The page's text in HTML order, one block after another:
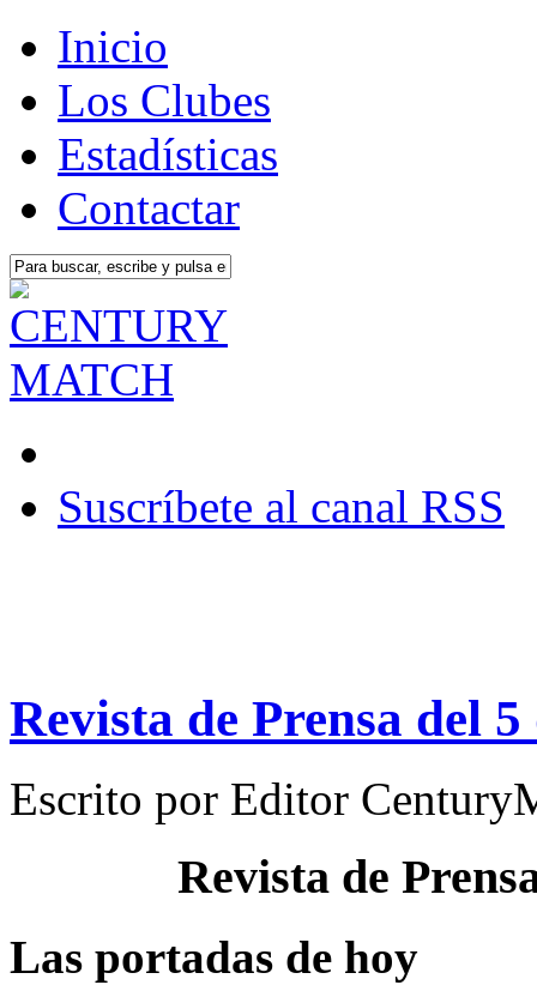
Inicio
Los Clubes
Estadísticas
Contactar
Suscríbete al canal RSS
Revista de Prensa del
Escrito por Editor
Revista de
Las portadas de hoy